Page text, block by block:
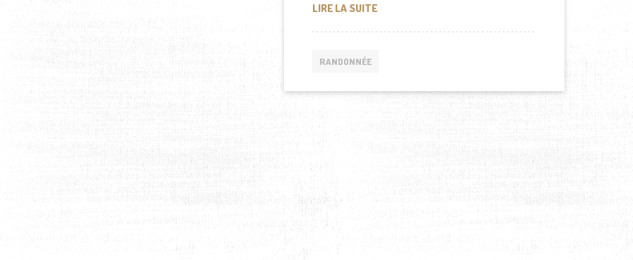
LIRE LA SUITECOULÉE DE LAVE AU STROMBOLI (VIDÉO)
RANDONNÉE